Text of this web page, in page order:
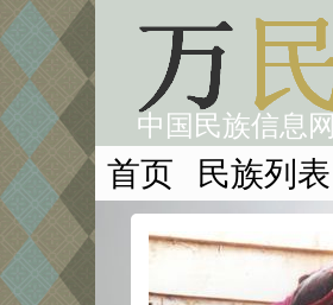
中国民族信息网
首页 民族列表